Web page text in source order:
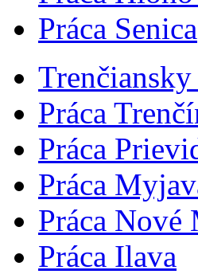
Práca Senica
Práca
Práca
Práca
Práca Nové
Práca Ilava